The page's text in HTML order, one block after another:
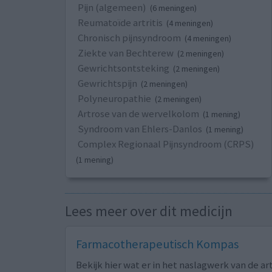
Pijn (algemeen) (6 meningen)
Reumatoïde artritis (4 meningen)
Chronisch pijnsyndroom (4 meningen)
Ziekte van Bechterew (2 meningen)
Gewrichtsontsteking (2 meningen)
Gewrichtspijn (2 meningen)
Polyneuropathie (2 meningen)
Artrose van de wervelkolom (1 mening)
Syndroom van Ehlers-Danlos (1 mening)
Complex Regionaal Pijnsyndroom (CRPS)
(1 mening)
Lees meer over dit medicijn
Farmacotherapeutisch Kompas
Bekijk hier wat er in het naslagwerk van de